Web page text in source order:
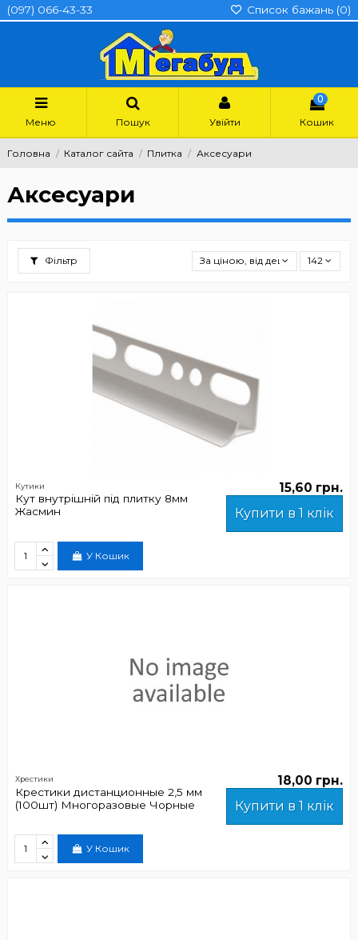
(097) 066-43-33 Список бажань (0)
Меню Пошук Увійти
0
Кошик
Головна Каталог сайта Плитка Аксесуари
Аксесуари
Фільтр За ціною, від дешевших142
Кутики
Кут внутрішній під плитку 8мм
Жасмин
15,60 грн.
Купити в 1 клік
У Кошик
Хрестики
Крестики дистанционные 2,5 мм
(100шт) Многоразовые Чорные
18,00 грн.
Купити в 1 клік
У Кошик